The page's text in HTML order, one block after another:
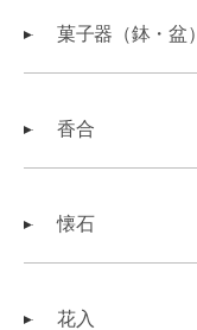
菓子器（鉢・盆）
香合
懐石
花入